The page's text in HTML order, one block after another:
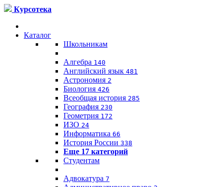
Курсотека
Каталог
Школьникам
Алгебра 140
Английский язык 481
Астрономия 2
Биология 426
Всеобщая история 285
География 230
Геометрия 172
ИЗО 24
Информатика 66
История России 338
Еще 17 категорий
Студентам
Адвокатура 7